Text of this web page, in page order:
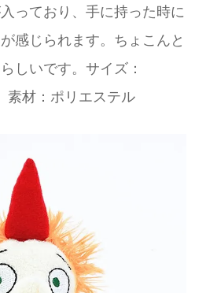
っており、手に持った時に
感じられます。ちょこんと
しいです。サイズ：
材：ポリエステル